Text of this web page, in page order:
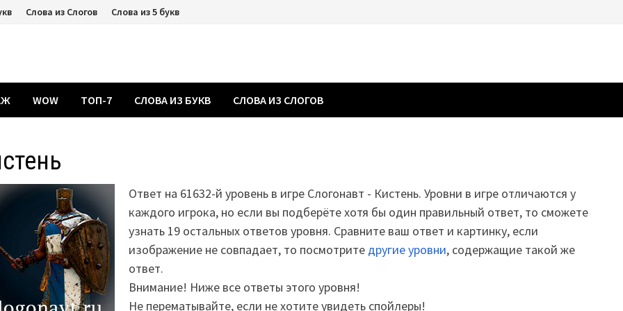
Слова из Слогов Слова из 5 букв
WOW ТОП-7 СЛОВА ИЗ БУКВ СЛОВА ИЗ СЛОГОВ
Ответ на 61632-й уровень в игре Слогонавт - Кистень. Уровни в игре отличаются у
каждого игрока, но если вы подберёте хотя бы один правильный ответ, то сможете
узнать 19 остальных ответов уровня. Сравните ваш ответ и картинку, если
изображение не совпадает, то посмотрите другие уровни, содержащие такой же
ответ.
Внимание! Ниже все ответы этого уровня!
Не перематывайте, если не хотите увидеть спойлеры!